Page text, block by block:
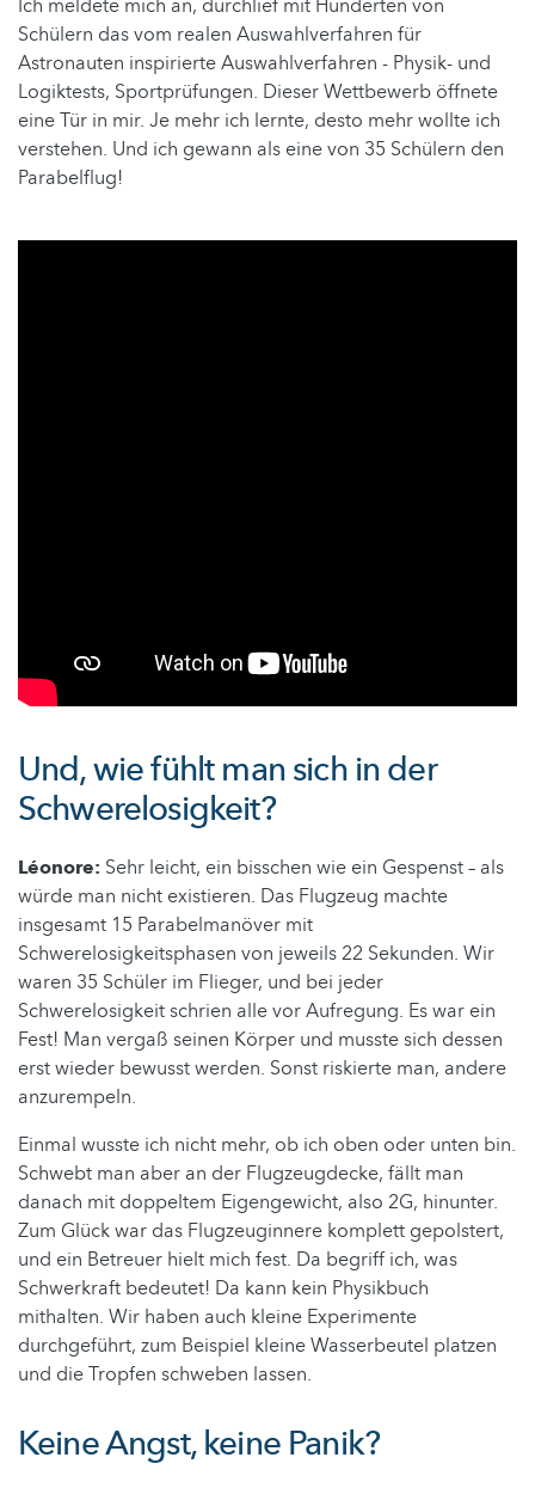
Ich meldete mich an, durchlief mit Hunderten von
Schülern das vom realen Auswahlverfahren für
Astronauten inspirierte Auswahlverfahren - Physik- und
Logiktests, Sportprüfungen. Dieser Wettbewerb öffnete
eine Tür in mir. Je mehr ich lernte, desto mehr wollte ich
verstehen. Und ich gewann als eine von 35 Schülern den
Parabelflug!
Und, wie fühlt man sich in der
Schwerelosigkeit?
Léonore: Sehr leicht, ein bisschen wie ein Gespenst – als
würde man nicht existieren. Das Flugzeug machte
insgesamt 15 Parabelmanöver mit
Schwerelosigkeitsphasen von jeweils 22 Sekunden. Wir
waren 35 Schüler im Flieger, und bei jeder
Schwerelosigkeit schrien alle vor Aufregung. Es war ein
Fest! Man vergaß seinen Körper und musste sich dessen
erst wieder bewusst werden. Sonst riskierte man, andere
anzurempeln.
Einmal wusste ich nicht mehr, ob ich oben oder unten bin.
Schwebt man aber an der Flugzeugdecke, fällt man
danach mit doppeltem Eigengewicht, also 2G, hinunter.
Zum Glück war das Flugzeuginnere komplett gepolstert,
und ein Betreuer hielt mich fest. Da begriff ich, was
Schwerkraft bedeutet! Da kann kein Physikbuch
mithalten. Wir haben auch kleine Experimente
durchgeführt, zum Beispiel kleine Wasserbeutel platzen
und die Tropfen schweben lassen.
Keine Angst, keine Panik?